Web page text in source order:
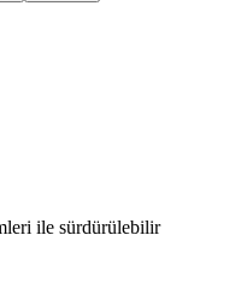
ile sürdürülebilir